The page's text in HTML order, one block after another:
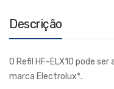
Descrição
O Refil HF-ELX10 pode
marca Electrolux*.